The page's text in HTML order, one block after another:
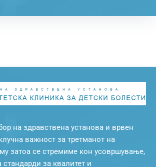
на здравствена установа и врвен
важност за третманот на
затоа се стремиме кон усовршување,
за квалитет и